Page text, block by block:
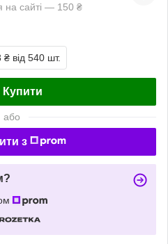
на сайті — 150 ₴
₴ від 540 шт.
Купити
або
з